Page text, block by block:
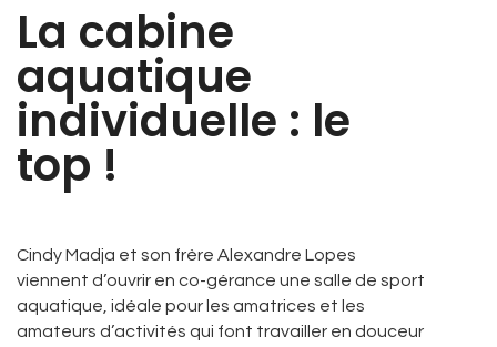
La cabine
aquatique
individuelle : le
top !
Cindy Madja et son frère Alexandre Lopes
viennent d’ouvrir en co-gérance une salle de sport
aquatique, idéale pour les amatrices et les
amateurs d’activités qui font travailler en douceur